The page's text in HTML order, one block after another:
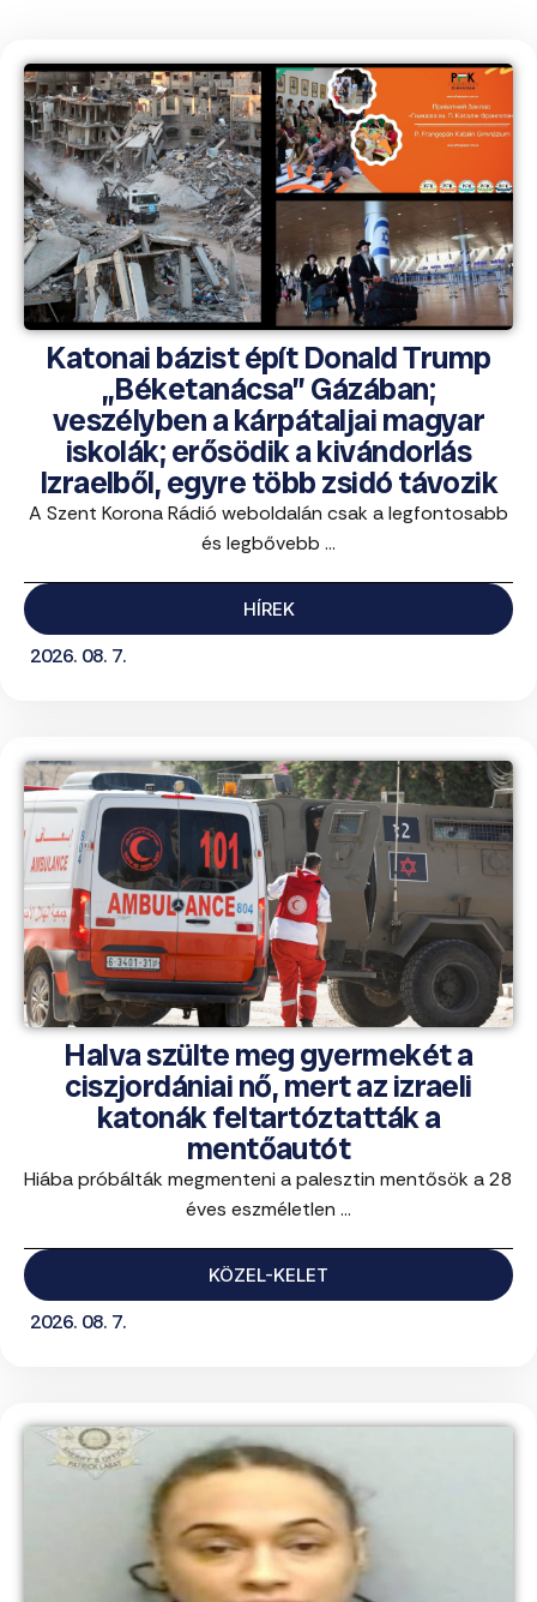
Katonai bázist épít Donald Trump
„Béketanácsa” Gázában;
veszélyben a kárpátaljai magyar
iskolák; erősödik a kivándorlás
Izraelből, egyre több zsidó távozik
A Szent Korona Rádió weboldalán csak a legfontosabb
és legbővebb ...
HÍREK
2026. 08. 7.
Halva szülte meg gyermekét a
ciszjordániai nő, mert az izraeli
katonák feltartóztatták a
mentőautót
Hiába próbálták megmenteni a palesztin mentősök a 28
éves eszméletlen ...
KÖZEL-KELET
2026. 08. 7.